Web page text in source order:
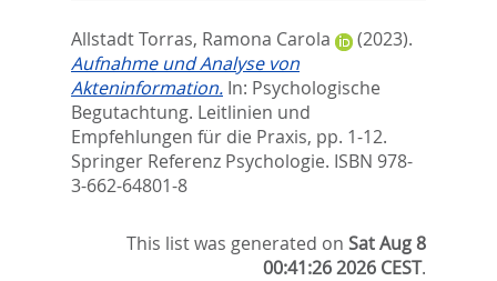
Allstadt Torras, Ramona Carola
(2023).
Aufnahme und Analyse von
Akteninformation. In: Psychologische
Begutachtung. Leitlinien und
Empfehlungen für die Praxis, pp. 1-12.
Springer Referenz Psychologie. ISBN 978-
3-662-64801-8
This list was generated onSat Aug 8
00:41:26 2026 CEST.